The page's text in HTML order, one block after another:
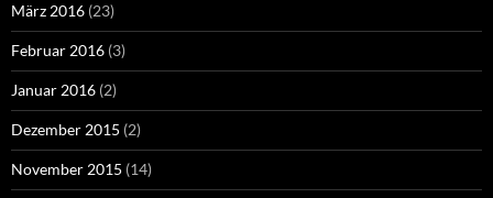
März 2016 (23)
Februar 2016 (3)
Januar 2016 (2)
Dezember 2015 (2)
November 2015 (14)